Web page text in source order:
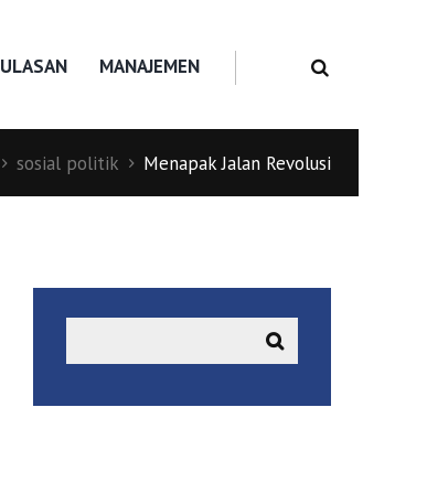
ULASAN MANAJEMEN
sosial politik Menapak Jalan Revolusi